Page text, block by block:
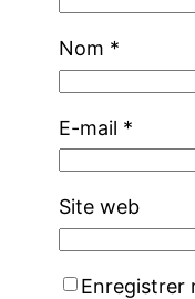
Nom *
E-mail *
Site web
Enregistrer